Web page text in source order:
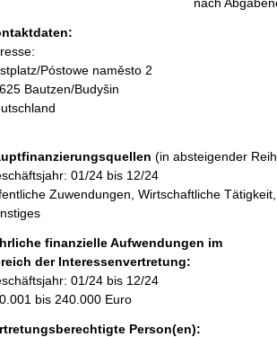
Póstowe naměsto 2
Bautzen/Budyšin
(in absteigender
01/24 bis 12/24
Zuwendungen, Wirtschaftliche
finanzielle Aufwendungen im
der Interessenvertretung:
01/24 bis 12/24
bis 240.000 Euro
Person(en):